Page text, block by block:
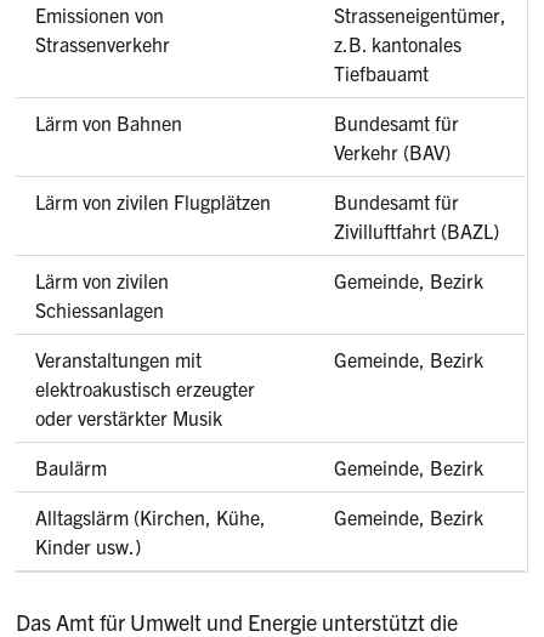
Emissionen von
Strassenverkehr
Strasseneigentümer,
z.B. kantonales
Tiefbauamt
Lärm von Bahnen
Bundesamt für
Verkehr (BAV)
Lärm von zivilen Flugplätzen
Bundesamt für
Zivilluftfahrt (BAZL)
Lärm von zivilen
Schiessanlagen
Gemeinde, Bezirk
Veranstaltungen mit
elektroakustisch erzeugter
oder verstärkter Musik
Gemeinde, Bezirk
Baulärm Gemeinde, Bezirk
Alltagslärm (Kirchen, Kühe,
Kinder usw.)
Gemeinde, Bezirk
Das Amt für Umwelt und Energie unterstützt die